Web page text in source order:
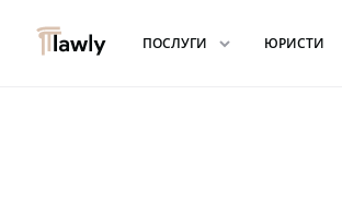
ПОСЛУГИ arrowdown ЮРИСТИ